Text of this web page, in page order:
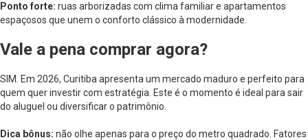
Ponto forte: ruas arborizadas com clima familiar e apartamentos
espaçosos que unem o conforto clássico à modernidade.
Vale a pena comprar agora?
SIM. Em 2026, Curitiba apresenta um mercado maduro e perfeito para
quem quer investir com estratégia. Este é o momento é ideal para sair
do aluguel ou diversificar o patrimônio.
Dica bônus: não olhe apenas para o preço do metro quadrado. Fatores